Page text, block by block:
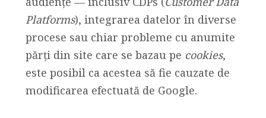
Platforms), integrarea datelor în diverse
procese sau chiar probleme cu anumite
părți din site care se bazau pe cookies,
este posibil ca acestea să fie cauzate de
modificarea efectuată de Google.